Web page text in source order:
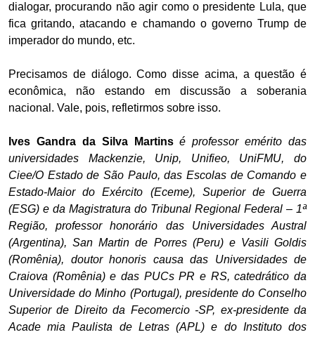
dialogar, procurando não agir como o presidente Lula, que
fica gritando, atacando e chamando o governo Trump de
imperador do mundo, etc.
Precisamos de diálogo. Como disse acima, a questão é
econômica, não estando em discussão a soberania
nacional. Vale, pois, refletirmos sobre isso.
Ives Gandra da Silva Martins é professor emérito das
universidades Mackenzie, Unip, Unifieo, UniFMU, do
Ciee/O Estado de São Paulo, das Escolas de Comando e
Estado-Maior do Exército (Eceme), Superior de Guerra
(ESG) e da Magistratura do Tribunal Regional Federal – 1ª
Região, professor honorário das Universidades Austral
(Argentina), San Martin de Porres (Peru) e Vasili Goldis
(Romênia), doutor honoris causa das Universidades de
Craiova (Romênia) e das PUCs PR e RS, catedrático da
Universidade do Minho (Portugal), presidente do Conselho
Superior de Direito da Fecomercio -SP, ex-presidente da
Acade mia Paulista de Letras (APL) e do Instituto dos